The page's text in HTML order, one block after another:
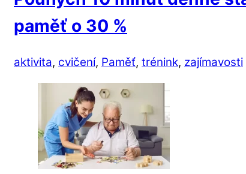
paměť o 30 %
aktivita, cvičení, Paměť, trénink, zajímavosti